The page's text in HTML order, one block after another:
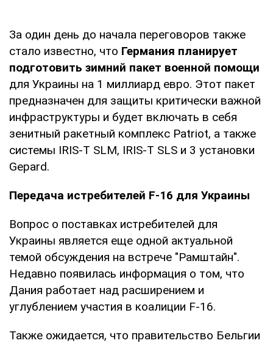
За один день до начала переговоров также
стало известно, что Германия планирует
подготовить зимний пакет военной помощи
для Украины на 1 миллиард евро. Этот пакет
предназначен для защиты критически важной
инфраструктуры и будет включать в себя
зенитный ракетный комплекс Patriot, а также
системы IRIS-T SLM, IRIS-T SLS и 3 установки
Gepard.
Передача истребителей F-16 для Украины
Вопрос о поставках истребителей для
Украины является еще одной актуальной
темой обсуждения на встрече "Рамштайн".
Недавно появилась информация о том, что
Дания работает над расширением и
углублением участия в коалиции F-16.
Также ожидается, что правительство Бельгии